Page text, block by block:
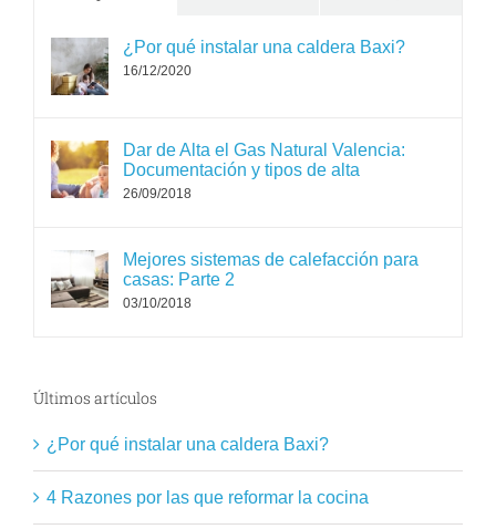
¿Por qué instalar una caldera Baxi?
16/12/2020
Dar de Alta el Gas Natural Valencia:
Documentación y tipos de alta
26/09/2018
Mejores sistemas de calefacción para
casas: Parte 2
03/10/2018
Últimos artículos
¿Por qué instalar una caldera Baxi?
4 Razones por las que reformar la cocina